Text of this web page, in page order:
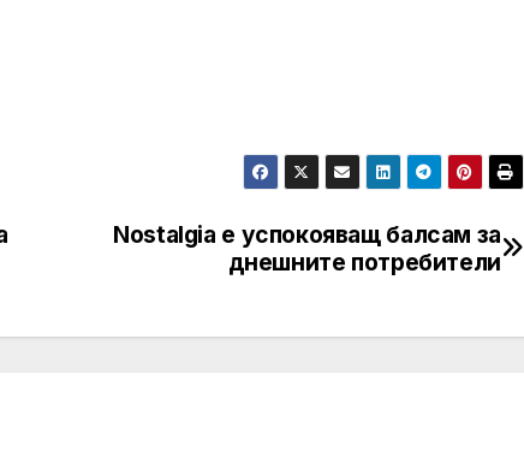
Nostalgia е успокояващ балсам за
днешните потребители